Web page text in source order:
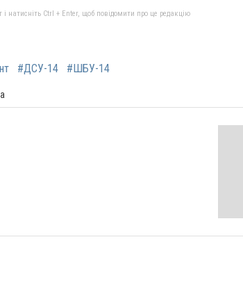
натисніть Ctrl + Enter, щоб повідомити про це редакцію
#ДСУ-14 #ШБУ-14